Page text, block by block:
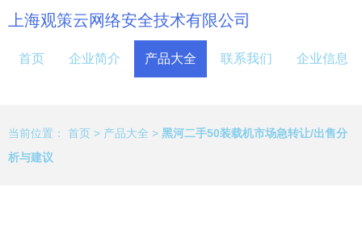
上海观策云网络安全技术有限公司
首页 企业简介 产品大全 联系我们 企业信息
当前位置： 首页 > 产品大全 > 黑河二手50装载机市场急转让/出售分
析与建议